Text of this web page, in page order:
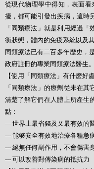
從現代物理學中得知，表面
擾，都可能引發出疾病，這時
「同類療法」就是利用經過
衡狀態，體內的免疫系統以及
同類療法已有二百多年歴史，
政府註冊的專業同類療法醫生。
【使用「同類療法」有什麽好處
「同類療法」的療劑從未在
清楚了解它們在人體上所產生
點︰
--- 世界上最省錢及又最有效的
--- 能够安全有效地治療各種急
--- 絕無任何副作用，不會傷害
--- 可以改善對傳染病的抵抗力